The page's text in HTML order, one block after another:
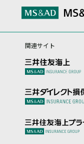
関連サイト